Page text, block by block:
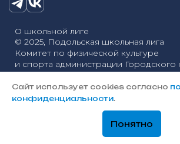
О школьной лиге
© 2025, Подольская школьная лига
Комитет по физической культуре
и спорта администрации Городского
Подольск
Политика конфиденциальности
Разработка сайтов — «Онлайн-Сервис»
Сайт использует cookies согласно
конфиденциальности.
Понятно